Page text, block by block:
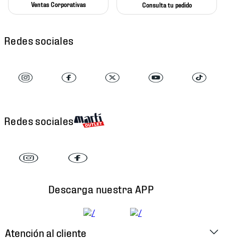
Ventas Corporativas Consulta tu pedido
Redes sociales
Redes sociales
Descarga nuestra APP
Atención al cliente